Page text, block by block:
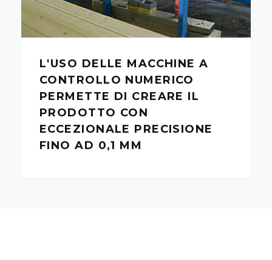
L'USO DELLE MACCHINE A
CONTROLLO NUMERICO
PERMETTE DI CREARE IL
PRODOTTO CON
ECCEZIONALE PRECISIONE
FINO AD 0,1 MM